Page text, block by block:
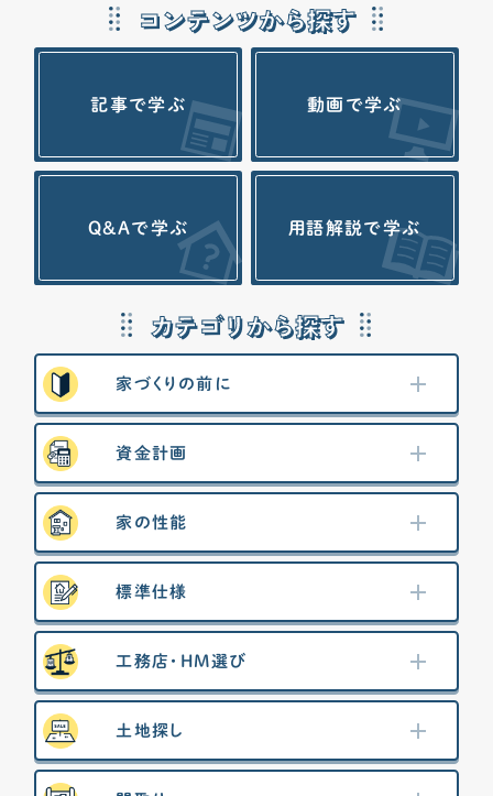
コンテンツから探す
記事で学ぶ 動画で学ぶ
Q&Aで学ぶ 用語解説で学ぶ
カテゴリから探す
家づくりの前に
資金計画
家の性能
標準仕様
工務店・HM選び
土地探し